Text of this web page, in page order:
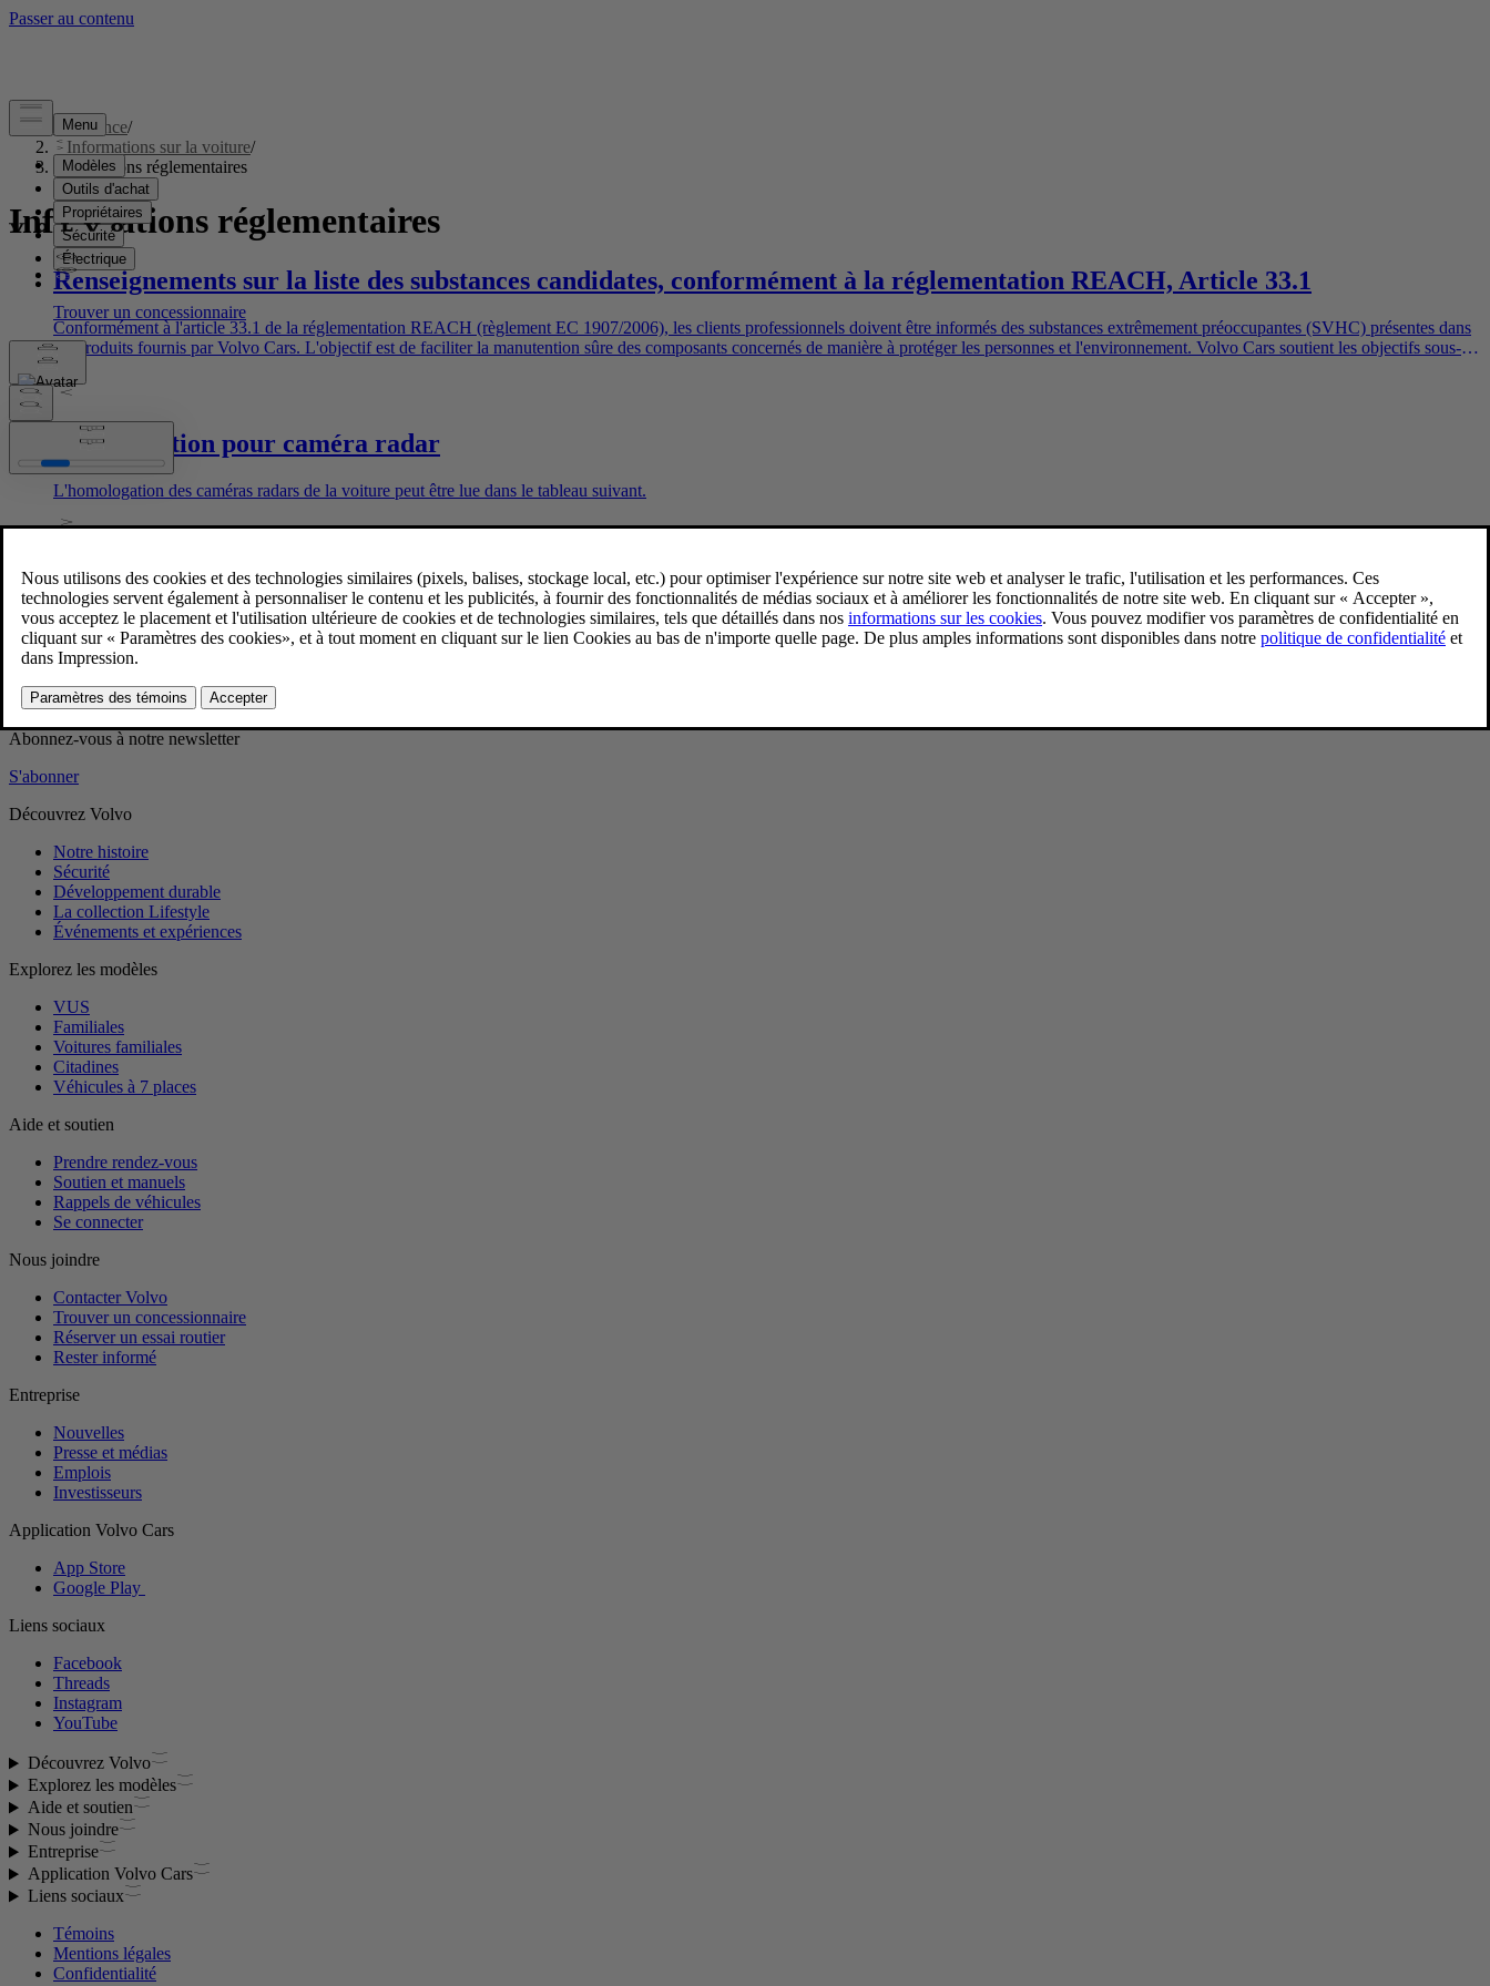
Assistance/
Informations sur la voiture/
Informations réglementaires
Informations réglementaires
Renseignements sur la liste des substances candidates, conformément à la réglementation REACH, Article 33.1
Conformément à l'article 33.1 de la réglementation REACH (règlement EC 1907/2006), les clients professionnels doivent être informés des substances extrêmement préoccupantes (SVHC) présentes dans
les produits fournis par Volvo Cars. L'objectif est de faciliter la manutention sûre des composants concernés de manière à protéger les personnes et l'environnement. Volvo Cars soutient les objectifs sous-
jacents de la réglementation REACH en général, et de l'article 33 en particulier, qui sont conformes à notre engagement à promouvoir la fabrication, la manutention et l'utilisation responsables de nos
produits.
Homologation pour caméra radar
L'homologation des caméras radars de la voiture peut être lue dans le tableau suivant.
Homologation pour la directive relative l'équipement radioélectrique 2014/53/UE
Des liens vers l'homologation sont disponibles ci-dessous.